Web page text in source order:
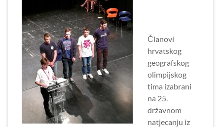
Članovi
hrvatskog
geografskog
olimpijskog
tima izabrani
na 25.
državnom
natjecanju iz